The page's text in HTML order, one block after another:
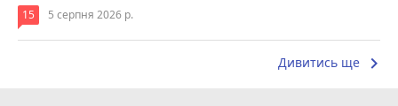
15 5 серпня 2026 р.
Дивитись ще keyboard_arrow_right